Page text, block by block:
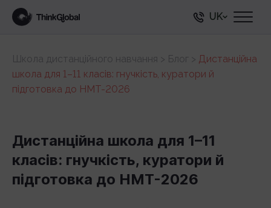
UK
Школа дистанційного навчання > Блог > Дистанційна
школа для 1–11 класів: гнучкість, куратори й
підготовка до НМТ-2026
Дистанційна школа для 1–11
класів: гнучкість, куратори й
підготовка до НМТ-2026